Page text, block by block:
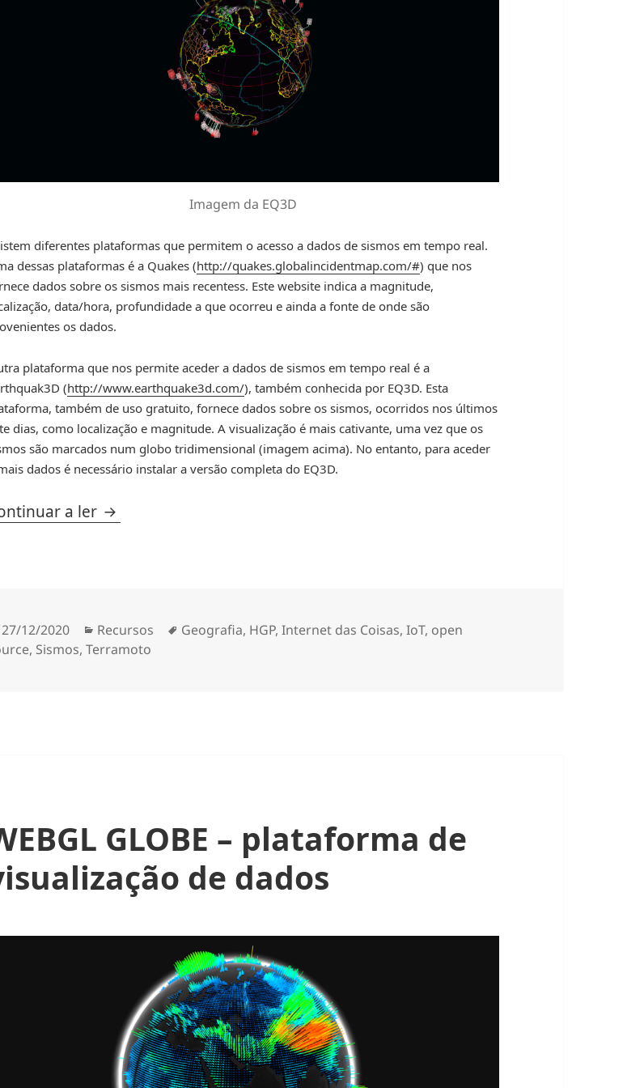
Imagem da EQ3D
diferentes plataformas que permitem o acesso a dados de sismos em tempo real.
dessas plataformas é a Quakes (http://quakes.globalincidentmap.com/#) que nos
dados sobre os sismos mais recentess. Este website indica a magnitude,
data/hora, profundidade a que ocorreu e ainda a fonte de onde são
os dados.
plataforma que nos permite aceder a dados de sismos em tempo real é a
(http://www.earthquake3d.com/), também conhecida por EQ3D. Esta
também de uso gratuito, fornece dados sobre os sismos, ocorridos nos últimos
dias, como localização e magnitude. A visualização é mais cativante, uma vez que os
são marcados num globo tridimensional (imagem acima). No entanto, para aceder
dados é necessário instalar a versão completa do EQ3D.
a ler Sismos em tempo real
Publicado
a
27/12/2020 Categorias
Recursos Etiquetas
Geografia, HGP,Internet das Coisas,IoT, open
, Sismos,Terramoto
GLOBE – plataforma de
de dados